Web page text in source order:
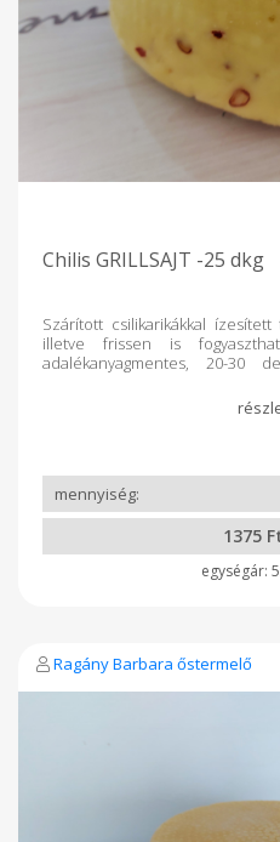
Chilis GRILLSAJT -25 dkg
Szárított csilikarikákkal
illetve frissen is
adalékanyagmentes, 20-30
Összetevők: hőkezelt, nyers
1375
Ragány Barbara őstermelő